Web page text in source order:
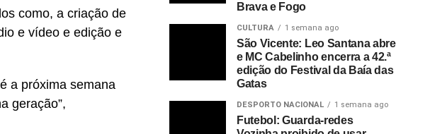
como, a criação de
e vídeo e edição e
a próxima semana
geração”,
Brava e Fogo
CULTURA 1 semana ago
São Vicente: Leo Santana abre
e MC Cabelinho encerra a 42.ª
edição do Festival da Baía das
Gatas
DESPORTO NACIONAL 1 semana ago
Futebol: Guarda-redes